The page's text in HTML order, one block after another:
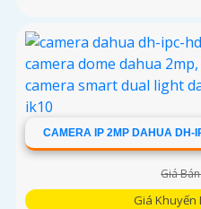
CAMERA IP 2MP DAHUA DH-
Giá
Giá Khuyến